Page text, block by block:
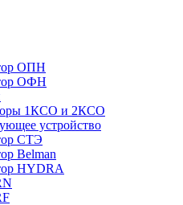
ОПН
ОФН
1КСО и 2КСО
устройство
СТЭ
Belman
HYDRA